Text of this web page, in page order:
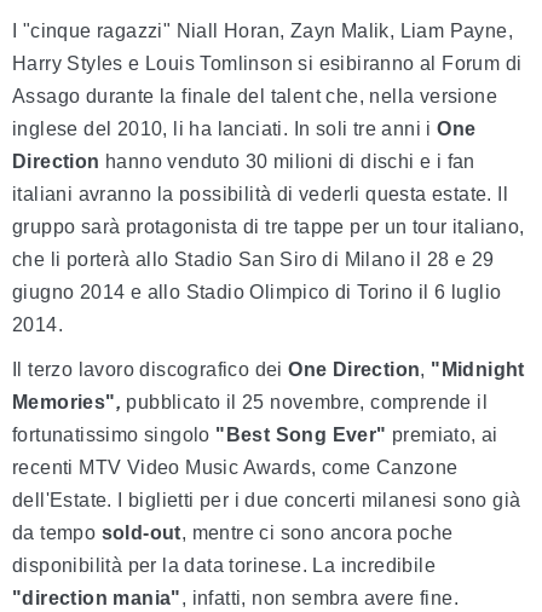
I "cinque ragazzi" Niall Horan, Zayn Malik, Liam Payne,
Harry Styles e Louis Tomlinson si esibiranno al Forum di
Assago durante la finale del talent che, nella versione
inglese del 2010, li ha lanciati. In soli tre anni iOne
Direction hanno venduto 30 milioni di dischi e i fan
italiani avranno la possibilità di vederli questa estate. Il
gruppo sarà protagonista di tre tappe per un tour italiano,
che li porterà allo Stadio San Siro di Milano il 28 e 29
giugno 2014 e allo Stadio Olimpico di Torino il 6 luglio
2014.
Il terzo lavoro discografico deiOne Direction, "Midnight
Memories", pubblicato il 25 novembre, comprende il
fortunatissimo singolo "Best Song Ever" premiato, ai
recenti MTV Video Music Awards, come Canzone
dell'Estate. I biglietti per i due concerti milanesi sono già
da tempo sold-out, mentre ci sono ancora poche
disponibilità per la data torinese. La incredibile
"direction mania", infatti, non sembra avere fine.